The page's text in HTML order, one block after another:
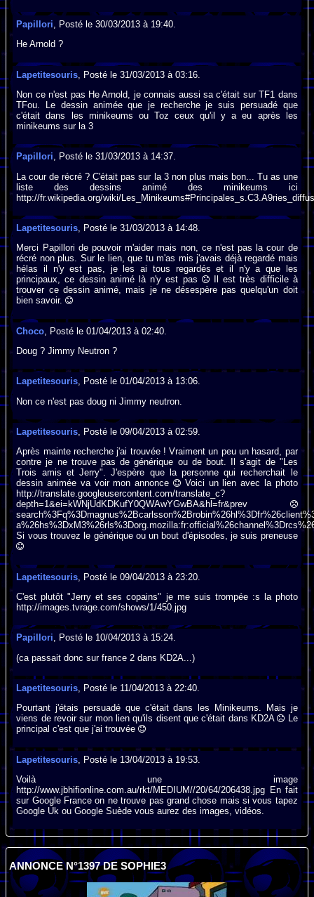
Papillori , Posté le 30/03/2013 à 19:40.
He Arnold ?
Lapetitesouris , Posté le 31/03/2013 à 03:16.
Non ce n'est pas He Arnold, je connais aussi sa c'était sur TF1 dans
TFou. Le dessin animée que je recherche je suis persuadé que
c'était dans les minikeums ou Toz ceux qu'il y a eu après les
minikeums sur la 3
Papillori, Posté le 31/03/2013 à 14:37.
La cour de récré ? C'était pas sur la 3 non plus mais bon... Tu as une
liste des dessins animé des minikeums ici
http://fr.wikipedia.org/wiki/
Lapetitesouris , Posté le 31/03/2013 à 14:48.
Merci Papillori de pouvoir m'aider mais non, ce n'est pas la cour de
récré non plus. Sur le lien, que tu m'as mis j'avais déjà regardé mais
hélas il n'y est pas, je les ai tous regardés et il n'y a que les
principaux, ce dessin animé là n'y est pas
Il est très difficile à
trouver ce dessin animé, mais je ne désespère pas quelqu'un doit
bien savoir.
Choco , Posté le 01/04/2013 à 02:40.
Doug ? Jimmy Neutron ?
Lapetitesouris, Posté le 01/04/2013 à 13:06.
Non ce n'est pas doug ni Jimmy neutron.
Lapetitesouris , Posté le 09/04/2013 à 02:59.
Après mainte recherche j'ai trouvée ! Vraiment un peu un hasard, par
contre je ne trouve pas de générique ou de bout. Il s'agit de "Les
Trois amis et Jerry". J'espère que la personne qui recherchait le
dessin animée va voir mon annonce
Voici un lien avec la photo
http://translate.googleusercontent.com/translate_c?
depth=1&ei=kWNjUdKDKufY0QWAwYGwBA&hl=fr&prev
Si vous trouvez le générique ou un bout d'épisodes, je suis preneuse
Lapetitesouris , Posté le 09/04/2013 à 23:20.
C'est plutôt "Jerry et ses copains" je me suis trompée :s la photo
http://images.tvrage.com/shows/1/450.jpg
Papillori, Posté le 10/04/2013 à 15:24.
(ca passait donc sur france 2 dans KD2A...)
Lapetitesouris , Posté le 11/04/2013 à 22:40.
Pourtant j'étais persuadé que c'était dans les Minikeums. Mais je
viens de revoir sur mon lien qu'ils disent que c'était dans KD2A
Le
principal c'est que j'ai trouvée
Lapetitesouris , Posté le 13/04/2013 à 19:53.
Voilà une image
http://www.jbhifionline.com.au/rkt/MEDIUM//20/64/206438.jpg En fait
sur Google France on ne trouve pas grand chose mais si vous tapez
Google Uk ou Google Suède vous aurez des images, vidéos.
ANNONCE N°1397 DE SOPHIE3